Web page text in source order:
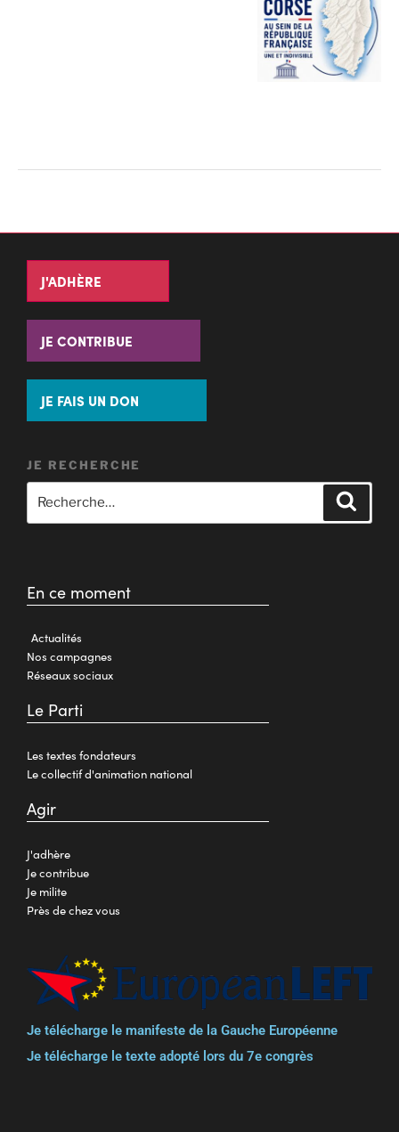
J'ADHÈRE
JE CONTRIBUE
JE FAIS UN DON
JE RECHERCHE
En ce moment
Actualités
Nos campagnes
Réseaux sociaux
Le Parti
Les textes fondateurs
Le collectif d'animation national
Agir
J'adhère
Je contribue
Je milite
Près de chez vous
Je télécharge le manifeste de la Gauche Européenne
Je télécharge le texte adopté lors du 7e congrès